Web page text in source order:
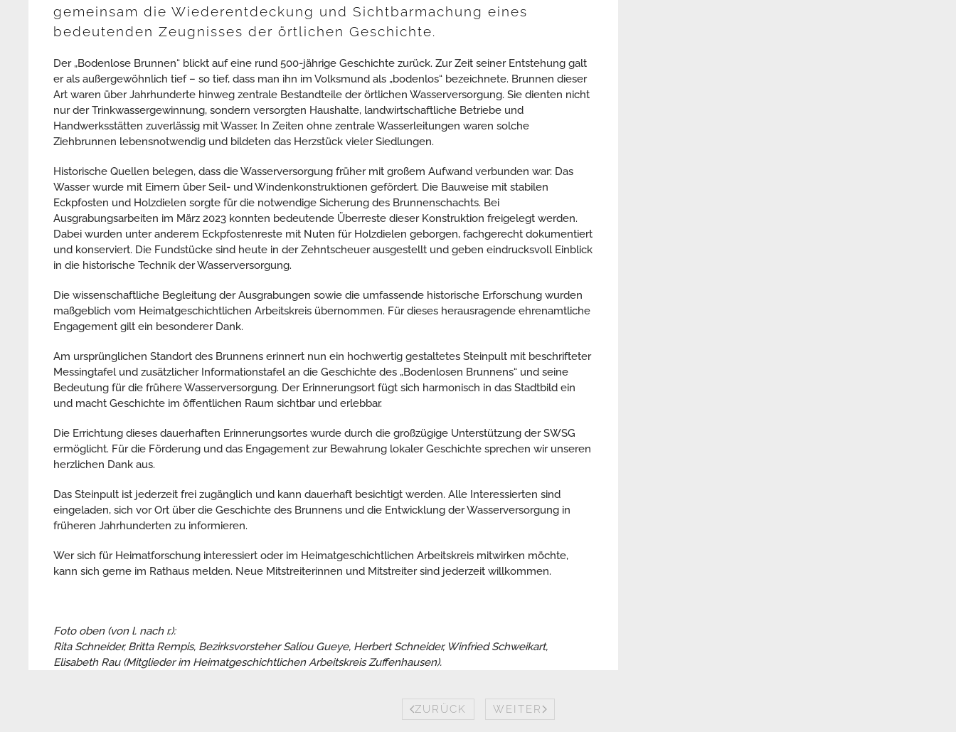
gemeinsam die Wiederentdeckung und Sichtbarmachung eines
bedeutenden Zeugnisses der örtlichen Geschichte.
Der „Bodenlose Brunnen“ blickt auf eine rund 500-jährige Geschichte zurück. Zur Zeit seiner Entstehung galt
er als außergewöhnlich tief – so tief, dass man ihn im Volksmund als „bodenlos“ bezeichnete. Brunnen dieser
Art waren über Jahrhunderte hinweg zentrale Bestandteile der örtlichen Wasserversorgung. Sie dienten nicht
nur der Trinkwassergewinnung, sondern versorgten Haushalte, landwirtschaftliche Betriebe und
Handwerksstätten zuverlässig mit Wasser. In Zeiten ohne zentrale Wasserleitungen waren solche
Ziehbrunnen lebensnotwendig und bildeten das Herzstück vieler Siedlungen.
Historische Quellen belegen, dass die Wasserversorgung früher mit großem Aufwand verbunden war: Das
Wasser wurde mit Eimern über Seil- und Windenkonstruktionen gefördert. Die Bauweise mit stabilen
Eckpfosten und Holzdielen sorgte für die notwendige Sicherung des Brunnenschachts. Bei
Ausgrabungsarbeiten im März 2023 konnten bedeutende Überreste dieser Konstruktion freigelegt werden.
Dabei wurden unter anderem Eckpfostenreste mit Nuten für Holzdielen geborgen, fachgerecht dokumentiert
und konserviert. Die Fundstücke sind heute in der Zehntscheuer ausgestellt und geben eindrucksvoll Einblick
in die historische Technik der Wasserversorgung.
Die wissenschaftliche Begleitung der Ausgrabungen sowie die umfassende historische Erforschung wurden
maßgeblich vom Heimatgeschichtlichen Arbeitskreis übernommen. Für dieses herausragende ehrenamtliche
Engagement gilt ein besonderer Dank.
Am ursprünglichen Standort des Brunnens erinnert nun ein hochwertig gestaltetes Steinpult mit beschrifteter
Messingtafel und zusätzlicher Informationstafel an die Geschichte des „Bodenlosen Brunnens“ und seine
Bedeutung für die frühere Wasserversorgung. Der Erinnerungsort fügt sich harmonisch in das Stadtbild ein
und macht Geschichte im öffentlichen Raum sichtbar und erlebbar.
Die Errichtung dieses dauerhaften Erinnerungsortes wurde durch die großzügige Unterstützung der SWSG
ermöglicht. Für die Förderung und das Engagement zur Bewahrung lokaler Geschichte sprechen wir unseren
herzlichen Dank aus.
Das Steinpult ist jederzeit frei zugänglich und kann dauerhaft besichtigt werden. Alle Interessierten sind
eingeladen, sich vor Ort über die Geschichte des Brunnens und die Entwicklung der Wasserversorgung in
früheren Jahrhunderten zu informieren.
Wer sich für Heimatforschung interessiert oder im Heimatgeschichtlichen Arbeitskreis mitwirken möchte,
kann sich gerne im Rathaus melden. Neue Mitstreiterinnen und Mitstreiter sind jederzeit willkommen.
Foto oben (von l. nach r.):
Rita Schneider, Britta Rempis, Bezirksvorsteher Saliou Gueye, Herbert Schneider, Winfried Schweikart,
Elisabeth Rau (Mitglieder im Heimatgeschichtlichen Arbeitskreis Zuffenhausen).
ZURÜCK WEITER